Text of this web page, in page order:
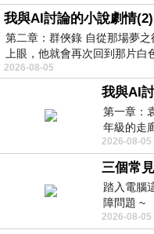
我與AI討論的小說劇情(2)
第二章：群俠錄 自從那場夢
上眼，他就會再次回到那片
2026-08-05
我與AI
第一章：
年級的走
微微捲起
2026-08-05
三個常
踏入電腦
障問題 ~
題 : 記憶
2026-08-05